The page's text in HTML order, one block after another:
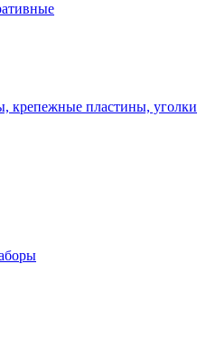
крепежные пластины, уголки